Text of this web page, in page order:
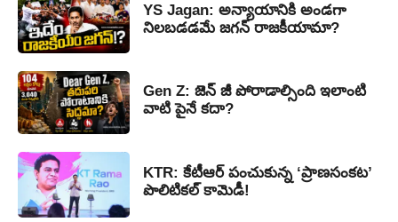
YS Jagan: అన్యాయానికి అండగా
నిలబడడమే జగన్ రాజకీయామా?
Gen Z: జెన్ జీ పోరాడాల్సింది ఇలాంటి
వాటి పైనే కదా?
KTR: కేటీఆర్ పంచుకున్న ‘ప్రాణసంకట’
పొలిటికల్ కామెడీ!